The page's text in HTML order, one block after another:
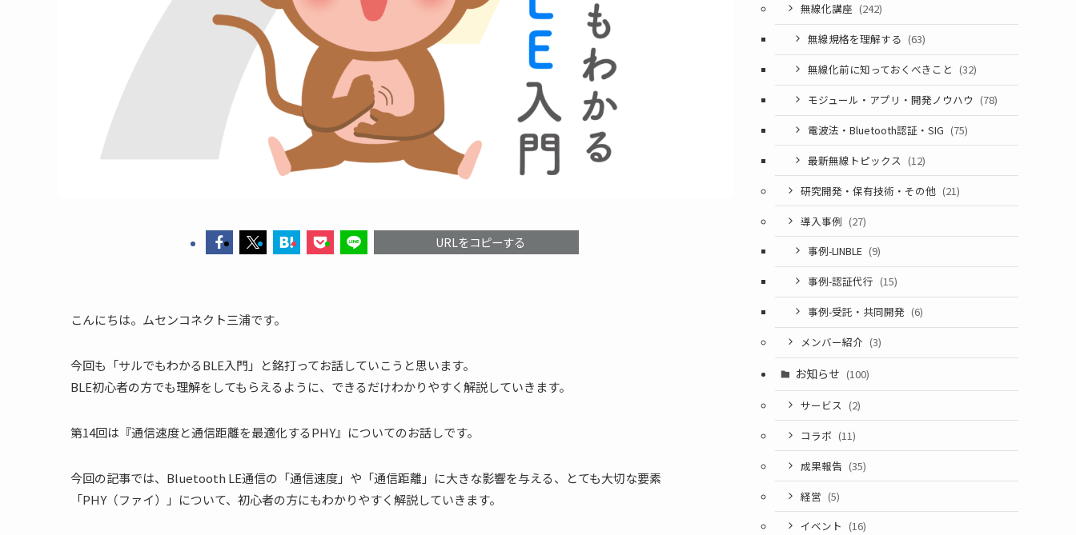
URLをコピーする
こんにちは。ムセンコネクト三浦です。
今回も「サルでもわかるBLE入門」と銘打ってお話していこうと思います。
BLE初心者の方でも理解をしてもらえるように、できるだけわかりやすく解説していきます。
第14回は『通信速度と通信距離を最適化するPHY』についてのお話しです。
今回の記事では、Bluetooth LE通信の「通信速度」や「通信距離」に大きな影響を与える、とても大切な要素
「PHY（ファイ）」について、初心者の方にもわかりやすく解説していきます。
無線化講座 (242)
無線規格を理解する (63)
無線化前に知っておくべきこと (32)
モジュール・アプリ・開発ノウハウ (78)
電波法・Bluetooth認証・SIG (75)
最新無線トピックス (12)
研究開発・保有技術・その他 (21)
導入事例 (27)
事例-LINBLE (9)
事例-認証代行 (15)
事例-受託・共同開発 (6)
メンバー紹介 (3)
お知らせ (100)
サービス (2)
コラボ (11)
成果報告 (35)
経営 (5)
イベント (16)